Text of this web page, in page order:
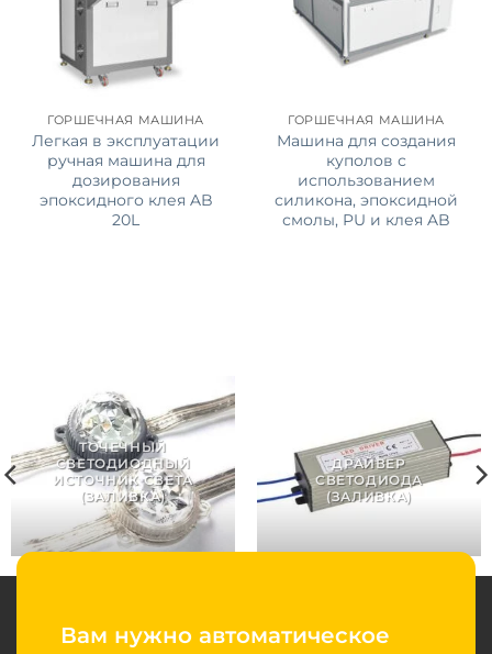
ГОРШЕЧНАЯ МАШИНА
Легкая в эксплуатации
ручная машина для
дозирования
эпоксидного клея AB
20L
ГОРШЕЧНАЯ МАШИНА
Машина для создания
куполов с
использованием
силикона, эпоксидной
смолы, PU и клея AB
ТОЧЕЧНЫЙ
СВЕТОДИОДНЫЙ
ИСТОЧНИК СВЕТА
(ЗАЛИВКА)
ДРАЙВЕР
СВЕТОДИОДА
(ЗАЛИВКА)
Вам нужно автоматическое